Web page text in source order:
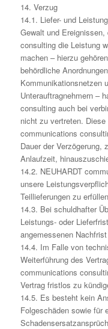
14. Verzug
14.1. Liefer- und
Gewalt und
consulting die Leistung
machen – hierzu
behördliche
Kommunikationsnetzen
Unterauftragnehmern –
consulting auch bei
nicht zu vertreten.
communications
Dauer der Verzögerung,
Anlaufzeit,
14.2. NEUHARDT
unsere
Teillieferungen zu
14.3. Bei schuldhafter
Leistungs- oder
angemessenen
14.4. Im Falle von
Weiterführung des
communications
Vertrag fristlos zu
14.5. Es besteht kein
Folgeschäden sowie für